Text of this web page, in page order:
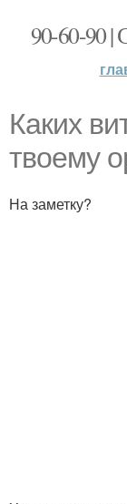
90-60-
Каких
твоему
На заметку?